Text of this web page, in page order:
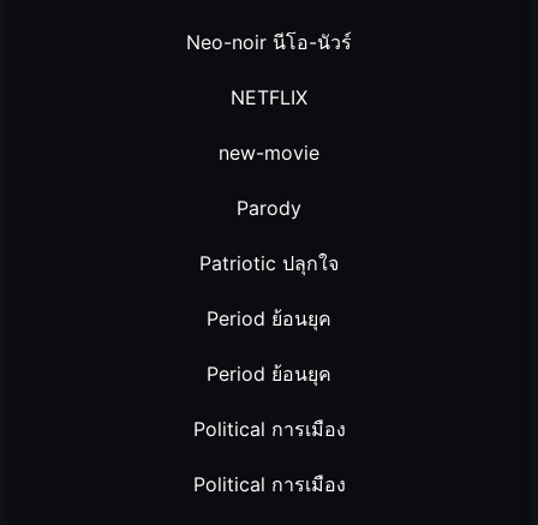
Neo-noir นีโอ-นัวร์
NETFLIX
new-movie
Parody
Patriotic ปลุกใจ
Period ย้อนยุค
Period ย้อนยุค
Political การเมือง
Political การเมือง